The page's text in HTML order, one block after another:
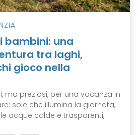
bambini: una
tra laghi,
gioco nella
ma preziosi, per una vacanza in
sole che illumina la giornata,
acque calde e trasparenti,